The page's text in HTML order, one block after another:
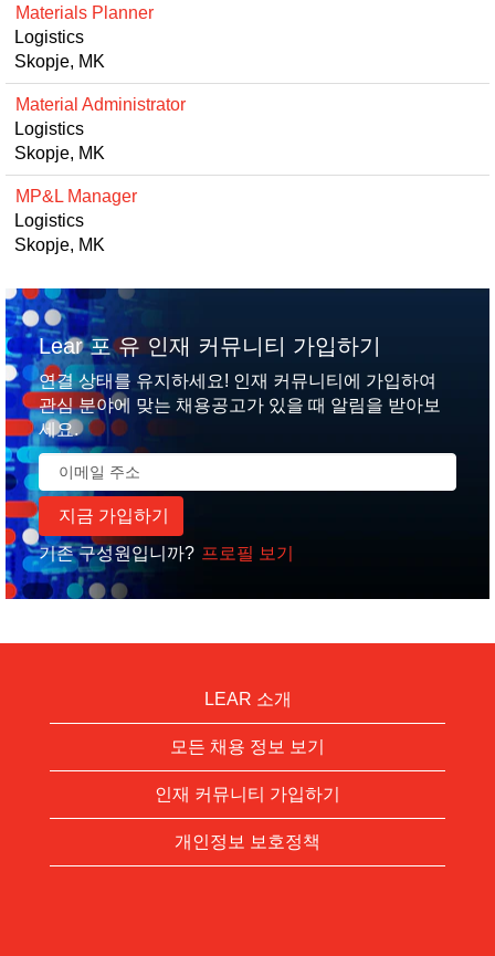
Materials Planner
Logistics
Skopje, MK
Material Administrator
Logistics
Skopje, MK
MP&L Manager
Logistics
Skopje, MK
Lear 포 유 인재 커뮤니티 가입하기
연결 상태를 유지하세요! 인재 커뮤니티에 가입하여
관심 분야에 맞는 채용공고가 있을 때 알림을 받아보
세요.
기존 구성원입니까? 프로필 보기
LEAR 소개
모든 채용 정보 보기
인재 커뮤니티 가입하기
개인정보 보호정책